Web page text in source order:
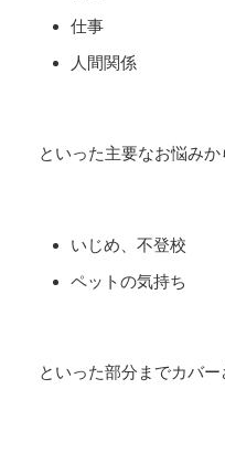
仕事
人間関係
といった主要なお悩み
いじめ、不登校
ペットの気持ち
といった部分までカバー